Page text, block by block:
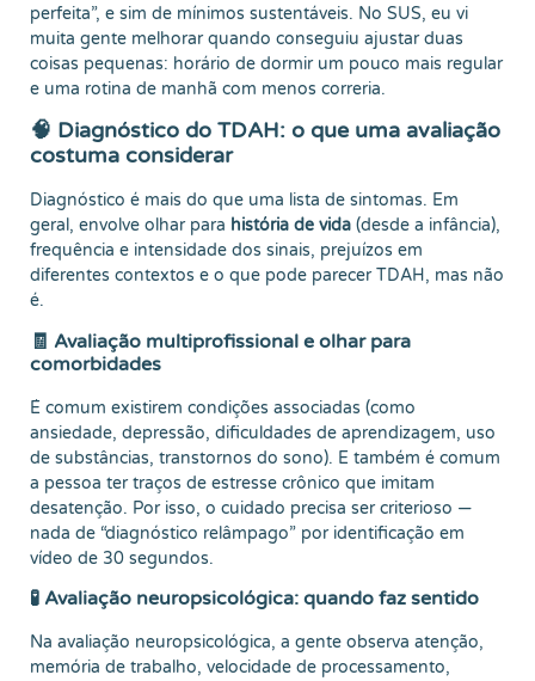
perfeita”, e sim de mínimos sustentáveis. No SUS, eu vi
muita gente melhorar quando conseguiu ajustar duas
coisas pequenas: horário de dormir um pouco mais regular
e uma rotina de manhã com menos correria.
🧠 Diagnóstico do TDAH: o que uma avaliação
costuma considerar
Diagnóstico é mais do que uma lista de sintomas. Em
geral, envolve olhar para história de vida (desde a infância),
frequência e intensidade dos sinais, prejuízos em
diferentes contextos e o que pode parecer TDAH, mas não
é.
🧾 Avaliação multiprofissional e olhar para
comorbidades
É comum existirem condições associadas (como
ansiedade, depressão, dificuldades de aprendizagem, uso
de substâncias, transtornos do sono). E também é comum
a pessoa ter traços de estresse crônico que imitam
desatenção. Por isso, o cuidado precisa ser criterioso —
nada de “diagnóstico relâmpago” por identificação em
vídeo de 30 segundos.
🧪 Avaliação neuropsicológica: quando faz sentido
Na avaliação neuropsicológica, a gente observa atenção,
memória de trabalho, velocidade de processamento,